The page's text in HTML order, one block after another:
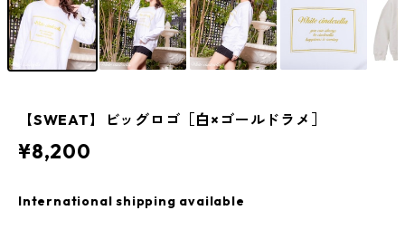
【SWEAT】ビッグロゴ［白×ゴールドラメ］
¥8,200
International shipping available